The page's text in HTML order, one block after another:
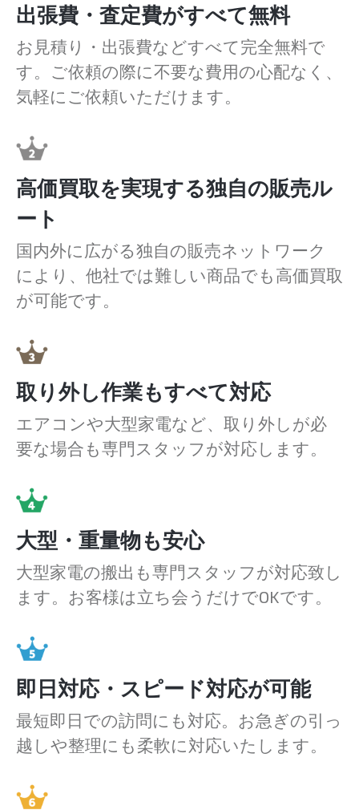
出張費・査定費がすべて無料
お見積り・出張費などすべて完全無料で
す。ご依頼の際に不要な費用の心配なく、
気軽にご依頼いただけます。
高価買取を実現する独自の販売ル
ート
国内外に広がる独自の販売ネットワーク
により、他社では難しい商品でも高価買取
が可能です。
取り外し作業もすべて対応
エアコンや大型家電など、取り外しが必
要な場合も専門スタッフが対応します。
大型・重量物も安心
大型家電の搬出も専門スタッフが対応致し
ます。お客様は立ち会うだけでOKです。
即日対応・スピード対応が可能
最短即日での訪問にも対応。お急ぎの引っ
越しや整理にも柔軟に対応いたします。